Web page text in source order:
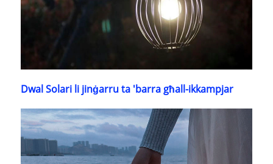
Dwal Solari li jinġarru ta 'barra għall-ikkampjar